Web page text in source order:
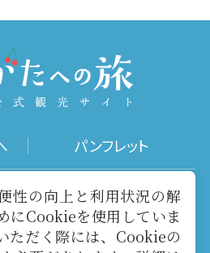
パンフレット
動画ギャラリー
当サイトについて
性の向上と利用状況の解
にCookieを使用していま
ただく際には、Cookieの